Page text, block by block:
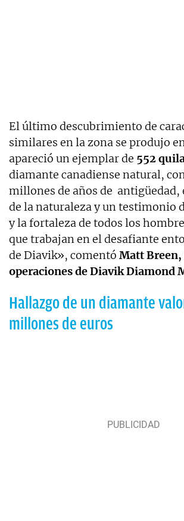
El último descubrimiento de
similares en la zona se produjo
apareció un ejemplar de 552
diamante canadiense natural,
millones de años de antigüedad,
de la naturaleza y un testimonio
y la fortaleza de todos los
que trabajan en el desafiante
de Diavik», comentó Matt
operaciones de Diavik Diamond
Hallazgo de un diamante
millones de euros